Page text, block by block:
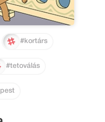
#kortárs
#tetoválás